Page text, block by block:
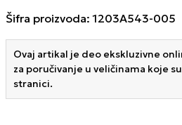
Šifra proizvoda:1203A543-005
Ovaj artikal je deo ekskluzivne
za poručivanje u veličinama koje
stranici.